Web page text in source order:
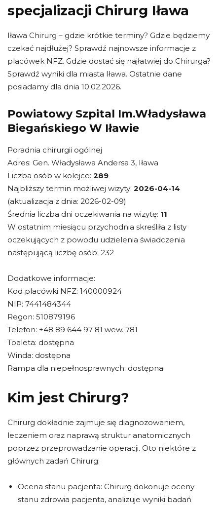
specjalizacji Chirurg Iława
Iława Chirurg – gdzie krótkie terminy? Gdzie będziemy
czekać najdłużej? Sprawdź najnowsze informacje z
placówek NFZ. Gdzie dostać się najłatwiej do Chirurga?
Sprawdź wyniki dla miasta Iława. Ostatnie dane
posiadamy dla dnia 10.02.2026.
Powiatowy Szpital Im.Władysława
Biegańskiego W Iławie
Poradnia chirurgii ogólnej
Adres: Gen. Władysława Andersa 3, Iława
Liczba osób w kolejce: 289
Najbliższy termin możliwej wizyty: 2026-04-14
(aktualizacja z dnia: 2026-02-09)
Średnia liczba dni oczekiwania na wizytę: 11
W ostatnim miesiącu przychodnia skreśliła z listy
oczekujących z powodu udzielenia świadczenia
następującą liczbę osób: 232
Dodatkowe informacje:
Kod placówki NFZ: 140000924
NIP: 7441484344
Regon: 510879196
Telefon: +48 89 644 97 81 wew. 781
Toaleta: dostępna
Winda: dostępna
Rampa dla niepełnosprawnych: dostępna
Kim jest Chirurg?
Chirurg dokładnie zajmuje się diagnozowaniem,
leczeniem oraz naprawą struktur anatomicznych
poprzez przeprowadzanie operacji. Oto niektóre z
głównych zadań Chirurg:
Ocena stanu pacjenta: Chirurg dokonuje oceny
stanu zdrowia pacjenta, analizuje wyniki badań